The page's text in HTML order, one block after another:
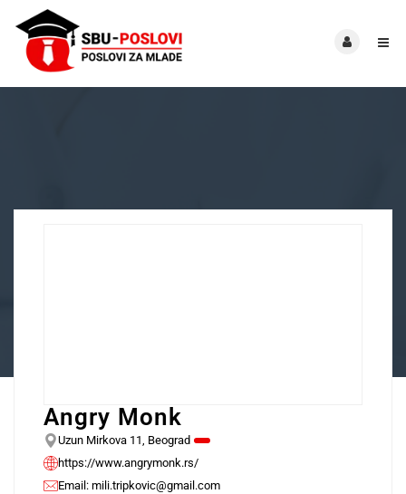
Angry Monk
Uzun Mirkova 11, Beograd
https://www.angrymonk.rs/
Email: mili.tripkovic@gmail.com